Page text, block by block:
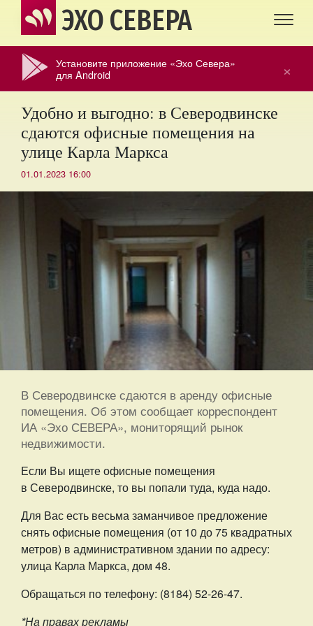
ЭХО СЕВЕРА
×
Установите приложение «Эхо Севера»
для Android
Удобно и выгодно: в Северодвинске
сдаются офисные помещения на
улице Карла Маркса
01.01.2023 16:00
В Северодвинске сдаются в аренду офисные
помещения. Об этом сообщает корреспондент
ИА «Эхо СЕВЕРА», мониторящий рынок
недвижимости.
Если Вы ищете офисные помещения
в Северодвинске, то вы попали туда, куда надо.
Для Вас есть весьма заманчивое предложение
снять офисные помещения (от 10 до 75 квадратных
метров) в административном здании по адресу:
улица Карла Маркса, дом 48.
Обращаться по телефону: (8184) 52-26-47.
*На правах рекламы